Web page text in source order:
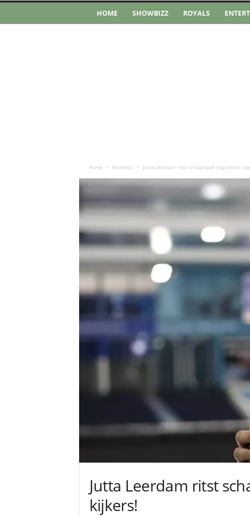
HOME SHOWBIZZ ROYALS
Home Showbizz Jutta Leerdam ritst schaatspak nóg verder
Jutta Leerdam ritst
kijkers!